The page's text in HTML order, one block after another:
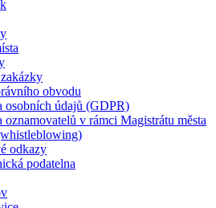
obvodu
osobních údajů (GDPR)
oznamovatelů v rámci Magistrátu města
odkazy
podatelna